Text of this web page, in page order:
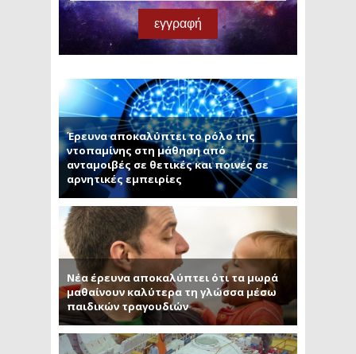
Έρευνα αποκαλύπτει το ρόλο της
ντοπαμίνης στη μάθηση από
ανταμοιβές σε θετικές και ποινές σε
αρνητικές εμπειρίες
Νέα έρευνα αποκαλύπτει ότι τα μωρά
μαθαίνουν καλύτερα τη γλώσσα μέσω
παιδικών τραγουδιών